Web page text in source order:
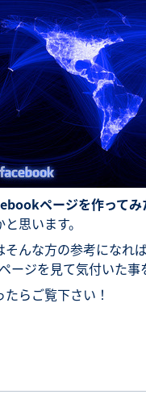
ページを作ってみ
思います。
そんな方の参考になれ
ージを見て気付いた事
たらご覧下さい！